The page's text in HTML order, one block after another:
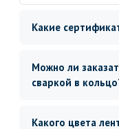
Какие
Можно ли
сваркой в
Какого цвета